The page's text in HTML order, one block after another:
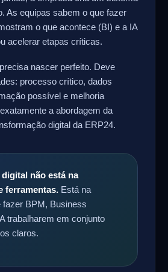
As equipas sabem o que fazer
o que acontece (BI) e a IA
acelerar etapas críticas.
nascer perfeito. Deve
processo crítico, dados
possível e melhoria
a abordagem da
digital da ERP24.
não está na
ferramentas. Está na
fazer BPM, Business
trabalharem em conjunto
claros.